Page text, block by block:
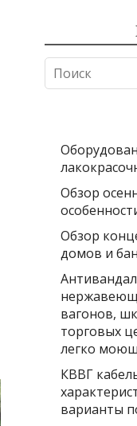
Обзор
Обзор
домов и
вагонов,
торговых
легко
КВВГ
варианты